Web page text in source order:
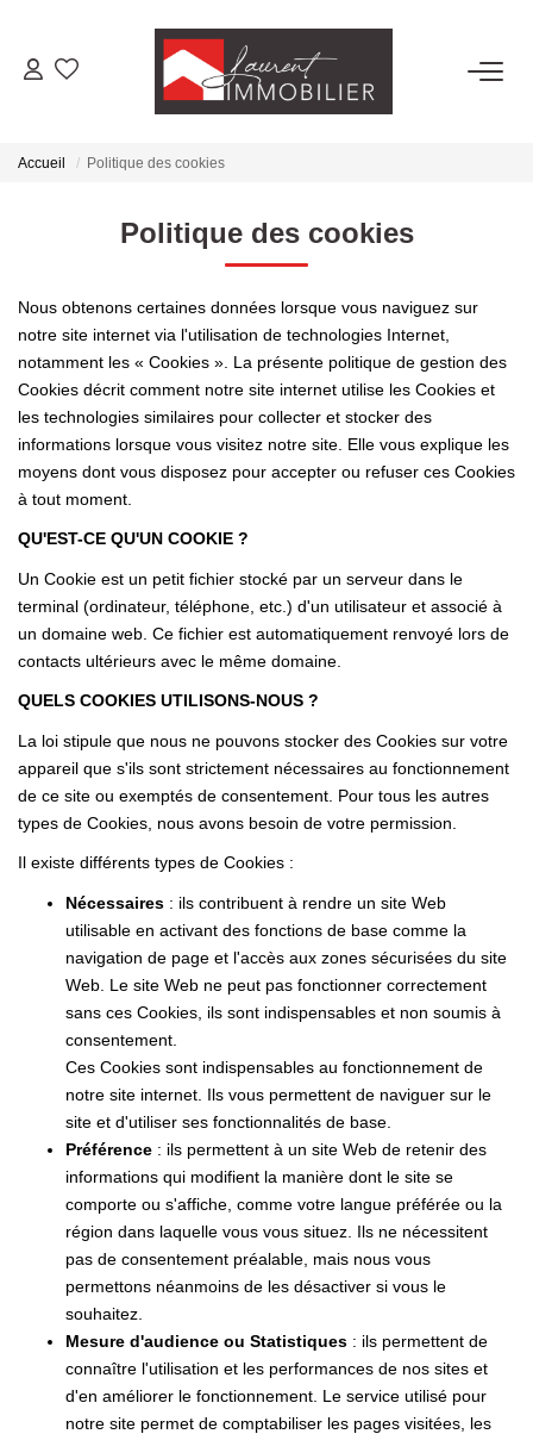
ACHETER
ESTIMER
FAIRE GÉRER
NOS AGENCES
Laurent Immobilier Tournus
Laurent Immobilier Chalon-Sur-Saone
Notre Équipe
Nous Rejoindre
Nos Actualités
CONTACT
Accueil Politique des cookies
Politique des cookies
Nous obtenons certaines données lorsque vous naviguez sur
notre site internet via l'utilisation de technologies Internet,
notamment les « Cookies ». La présente politique de gestion des
Cookies décrit comment notre site internet utilise les Cookies et
les technologies similaires pour collecter et stocker des
informations lorsque vous visitez notre site. Elle vous explique les
moyens dont vous disposez pour accepter ou refuser ces Cookies
à tout moment.
QU'EST-CE QU'UN COOKIE ?
Un Cookie est un petit fichier stocké par un serveur dans le
terminal (ordinateur, téléphone, etc.) d'un utilisateur et associé à
un domaine web. Ce fichier est automatiquement renvoyé lors de
contacts ultérieurs avec le même domaine.
QUELS COOKIES UTILISONS-NOUS ?
La loi stipule que nous ne pouvons stocker des Cookies sur votre
appareil que s'ils sont strictement nécessaires au fonctionnement
de ce site ou exemptés de consentement. Pour tous les autres
types de Cookies, nous avons besoin de votre permission.
Il existe différents types de Cookies :
Nécessaires : ils contribuent à rendre un site Web
utilisable en activant des fonctions de base comme la
navigation de page et l'accès aux zones sécurisées du site
Web. Le site Web ne peut pas fonctionner correctement
sans ces Cookies, ils sont indispensables et non soumis à
consentement.
Ces Cookies sont indispensables au fonctionnement de
notre site internet. Ils vous permettent de naviguer sur le
site et d'utiliser ses fonctionnalités de base.
Préférence : ils permettent à un site Web de retenir des
informations qui modifient la manière dont le site se
comporte ou s'affiche, comme votre langue préférée ou la
région dans laquelle vous vous situez. Ils ne nécessitent
pas de consentement préalable, mais nous vous
permettons néanmoins de les désactiver si vous le
souhaitez.
Mesure d'audience ou Statistiques : ils permettent de
connaître l'utilisation et les performances de nos sites et
d'en améliorer le fonctionnement. Le service utilisé pour
notre site permet de comptabiliser les pages visitées, les